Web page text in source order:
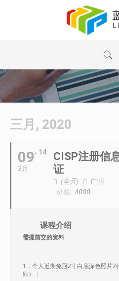
三月, 2020
09
3月
14
CISP注册信
证
(全天)
广州
价格: 4000
课程介绍
需提前交的资料
1．个人近期免冠2寸白底深色照片2
贴）；